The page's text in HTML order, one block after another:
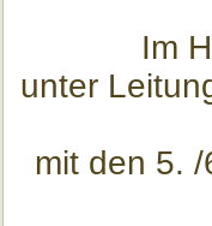
Im
unter
mit den 5.